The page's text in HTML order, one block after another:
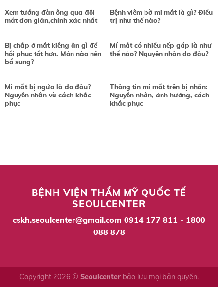
Xem tướng đàn ông qua đôi
mắt đơn giản,chính xác nhất
Bệnh viêm bờ mi mắt là gì? Điều
trị như thế nào?
Bị chắp ở mắt kiêng ăn gì để
hồi phục tốt hơn. Món nào nên
bổ sung?
Mí mắt có nhiều nếp gấp là như
thế nào? Nguyên nhân do đâu?
Mi mắt bị ngứa là do đâu?
Nguyên nhân và cách khắc
phục
Thông tin mí mắt trên bị nhăn:
Nguyên nhân, ảnh hưởng, cách
khắc phục
BỆNH VIỆN THẨM MỸ QUỐC TẾ
SEOULCENTER
cskh.seoulcenter@gmail.com 0914 177 811 - 1800
088 878
Copyright 2026 © Seoulcenter bảo lưu mọi bản quyền.